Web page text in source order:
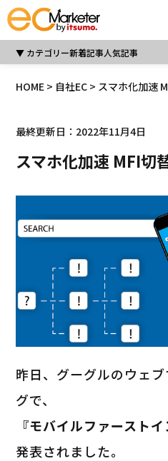
カテゴリー新着記事人気記事
HOME > 自社EC > スマホ化加速
最終更新日：2022年11月4日
スマホ化加速 MFI切
昨日、グーグルのウェ
グで、
『モバイルファーストイ
発表されました。